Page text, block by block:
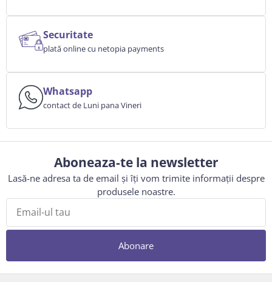
Securitate
plată online cu netopia payments
Whatsapp
contact de Luni pana Vineri
Aboneaza-te la newsletter
Lasă-ne adresa ta de email și îți vom trimite informații despre
produsele noastre.
Abonare